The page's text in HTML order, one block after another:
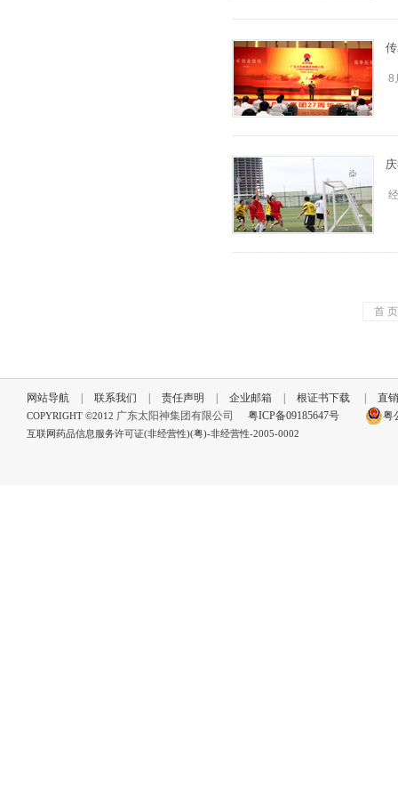
8
首
网站导航 联系我们 责任声明 企业邮箱 根证书下载 直
COPYRIGHT ©2012 广东太阳神集团有限公司 粤ICP备09185647号 粤
互联网药品信息服务许可证(非经营性)(粤)-非经营性-2005-0002